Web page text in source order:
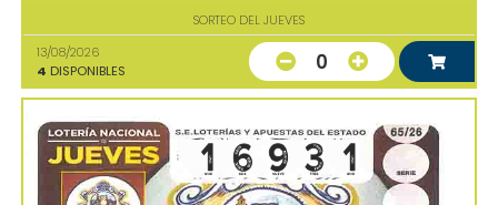
SORTEO DEL JUEVES
13/08/2026
4 DISPONIBLES 0